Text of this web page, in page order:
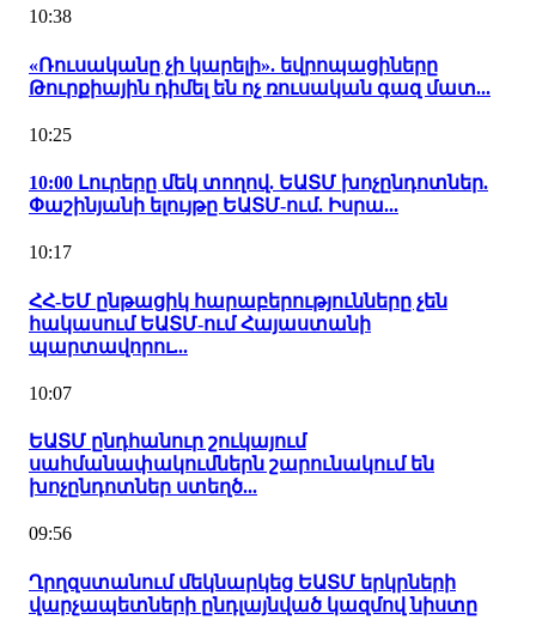
10:38
«Ռուսականը չի կարելի». եվրոպացիները
Թուրքիային դիմել են ոչ ռուսական գազ մատ...
10:25
10:00 Լուրերը մեկ տողով. ԵԱՏՄ խոչընդոտներ.
Փաշինյանի ելույթը ԵԱՏՄ-ում. Իսրա...
10:17
ՀՀ-ԵՄ ընթացիկ հարաբերությունները չեն
հակասում ԵԱՏՄ-ում Հայաստանի
պարտավորու...
10:07
ԵԱՏՄ ընդհանուր շուկայում
սահմանափակումներն շարունակում են
խոչընդոտներ ստեղծ...
09:56
Ղրղզստանում մեկնարկեց ԵԱՏՄ երկրների
վարչապետների ընդլայնված կազմով նիստը